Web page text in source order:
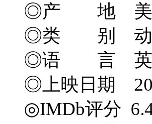
◎产 地 美
◎类 别 动
◎语 言 英语
◎上映日期
◎IMDb评分